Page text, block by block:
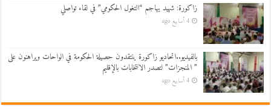
زاكورة: شهيد يهاجم “التغول الحكومي” في لقاء تواصلي
4 أسابيع ago
بالفيديو..اتحاديو زاكورة ينتقدون حصيلة الحكومة في الواحات ويراهنون على
” المنجزات” لتصدر الانتخابات بالإقليم
4 أسابيع ago